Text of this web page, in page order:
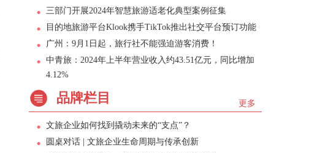
三部门开展2024年智慧旅游适老化典型案例征集
目的地旅游平台Klook携手TikTok推出社交平台预订功能
广州：9月1日起，旅行社不能强迫游客消费！
中青旅：2024年上半年营业收入约43.51亿元，同比增加
4.12%
更多
品牌栏目
文旅企业如何找到撬动未来的“支点”？
圆桌对话 | 文旅企业生命周期与传承创新